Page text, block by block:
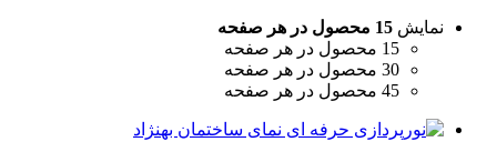
نمایش 15 محصول در هر صفحه
15 محصول در هر صفحه
30 محصول در هر صفحه
45 محصول در هر صفحه